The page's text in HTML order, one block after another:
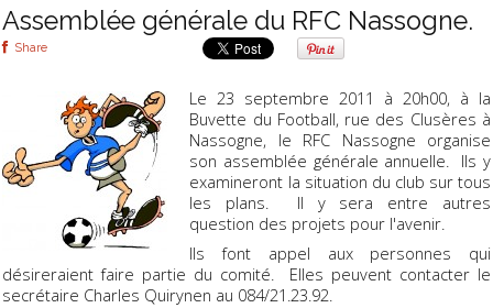
Assemblée générale du RFC Nassogne.
Share
Le 23 septembre 2011 à 20h00, à la
Buvette du Football, rue des Clusères à
Nassogne, le RFC Nassogne organise
son assemblée générale annuelle. Ils y
examineront la situation du club sur tous
les plans. Il y sera entre autres
question des projets pour l'avenir.
Ils font appel aux personnes qui
désireraient faire partie du comité. Elles peuvent contacter le
secrétaire Charles Quirynen au 084/21.23.92.